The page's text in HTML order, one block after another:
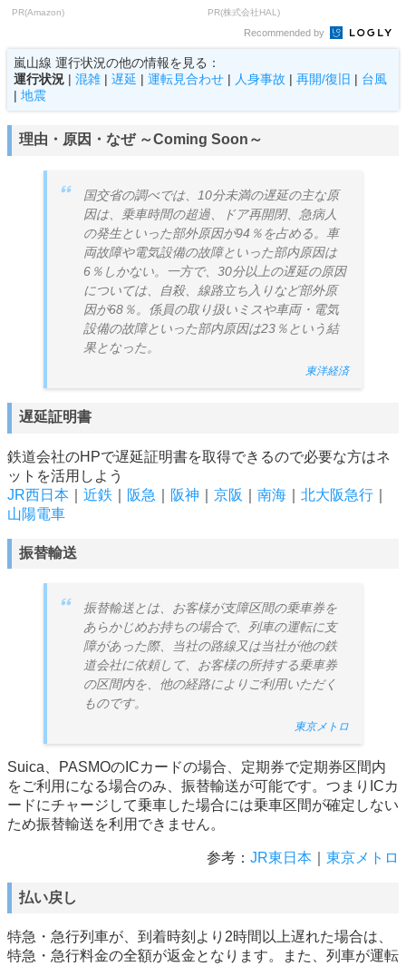
本気が...
PR(Amazon) PR(株式会社HAL)
Recommended by
嵐山線 運行状況の他の情報を見る：
運行状況 | 混雑 | 遅延 | 運転見合わせ | 人身事故 | 再開/復旧 | 台風
| 地震
理由・原因・なぜ ～Coming Soon～
国交省の調べでは、10分未満の遅延の主な原
因は、乗車時間の超過、ドア再開閉、急病人
の発生といった部外原因が94％を占める。車
両故障や電気設備の故障といった部内原因は
6％しかない。一方で、30分以上の遅延の原因
については、自殺、線路立ち入りなど部外原
因が68％。係員の取り扱いミスや車両・電気
設備の故障といった部内原因は23％という結
果となった。
東洋経済
遅延証明書
鉄道会社のHPで遅延証明書を取得できるので必要な方はネ
ットを活用しよう
JR西日本
近鉄 阪急 阪神 京阪 南海 北大阪急行
山陽電車
振替輸送
振替輸送とは、お客様が支障区間の乗車券を
あらかじめお持ちの場合で、列車の運転に支
障があった際、当社の路線又は当社が他の鉄
道会社に依頼して、お客様の所持する乗車券
の区間内を、他の経路によりご利用いただく
ものです。
東京メトロ
Suica、PASMOのICカードの場合、定期券で定期券区間内
をご利用になる場合のみ、振替輸送が可能です。つまりICカ
ードにチャージして乗車した場合には乗車区間が確定しない
ため振替輸送を利用できません。
参考： JR東日本 東京メトロ
払い戻し
特急・急行列車が、到着時刻より2時間以上遅れた場合は、
特急・急行料金の全額が返金となります。また、列車が運転